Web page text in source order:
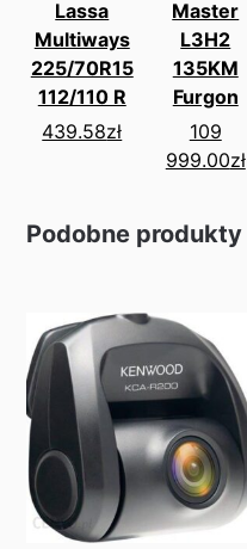
Lassa
Multiways
225/70R15
112/110 R
439.58zł
Master
L3H2
135KM
Furgon
109
999.00zł
Podobne produkty